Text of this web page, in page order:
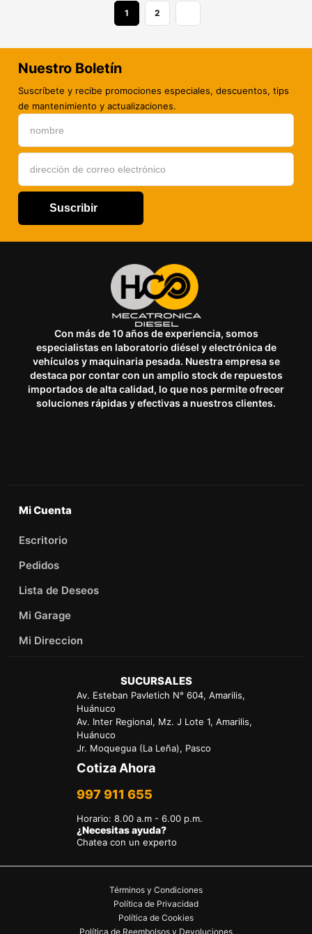
1 2
Nuestro Boletín
Suscríbete y recibe promociones especiales, descuentos, tips
de mantenimiento y actualizaciones.
Suscribir
Con más de 10 años de experiencia, somos
especialistas en laboratorio diésel y electrónica de
vehículos y maquinaria pesada. Nuestra empresa se
destaca por contar con un amplio stock de repuestos
importados de alta calidad, lo que nos permite ofrecer
soluciones rápidas y efectivas a nuestros clientes.
Mi Cuenta
Escritorio
Pedidos
Lista de Deseos
Mi Garage
Mi Direccion
SUCURSALES
Av. Esteban Pavletich N° 604, Amarilis,
Huánuco
Av. Inter Regional, Mz. J Lote 1, Amarilis,
Huánuco
Jr. Moquegua (La Leña), Pasco
Cotiza Ahora
997 911 655
Horario:8.00 a.m - 6.00 p.m.
¿Necesitas ayuda?
Chatea con un experto
Términos y Condiciones
Política de Privacidad
Política de Cookies
Política de Reembolsos y Devoluciones